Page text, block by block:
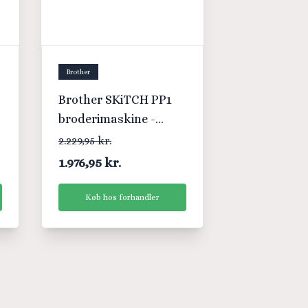
Brother
Brother SKiTCH PP1
broderimaskine -
Reserve dele KIT
2.229,95 kr.
1.976,95 kr.
Køb hos forhandler